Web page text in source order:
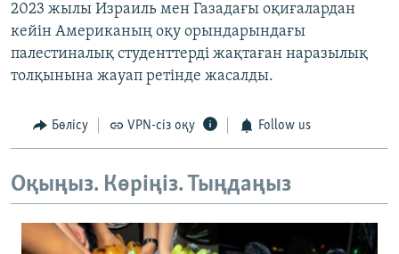
2023 жылы Израиль мен Газадағы оқиғалардан
кейін Американың оқу орындарындағы
палестиналық студенттерді жақтаған наразылық
толқынына жауап ретінде жасалды.
Бөлісу VPN-сіз оқу Follow us
Оқыңыз. Көріңіз. Тыңдаңыз